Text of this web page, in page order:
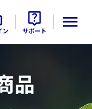
ン サポート
品